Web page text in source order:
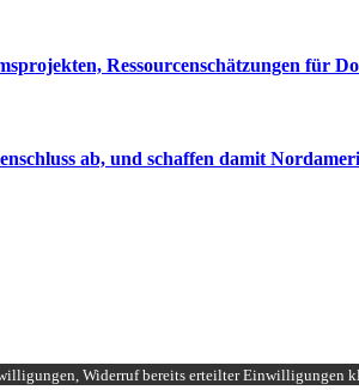
Ressourcenschätzungen für
ab, und schaffen damit
Widerruf bereits erteilter Einwilligungen